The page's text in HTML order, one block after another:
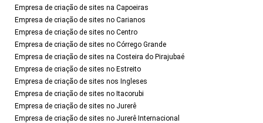
Empresa de criação de sites na Capoeiras
Empresa de criação de sites no Carianos
Empresa de criação de sites no Centro
Empresa de criação de sites no Córrego Grande
Empresa de criação de sites na Costeira do Pirajubaé
Empresa de criação de sites no Estreito
Empresa de criação de sites nos Ingleses
Empresa de criação de sites no Itacorubi
Empresa de criação de sites no Jurerê
Empresa de criação de sites no Jurerê Internacional